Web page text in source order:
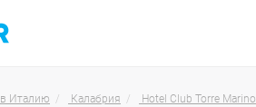
Италию Калабрия Hotel Club Torre Marino